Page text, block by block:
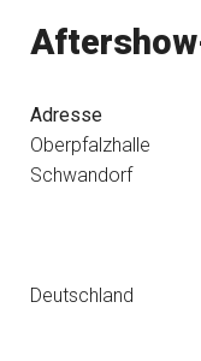
und
Adresse
Oberpfalzhalle
Schwandorf
Deutschland